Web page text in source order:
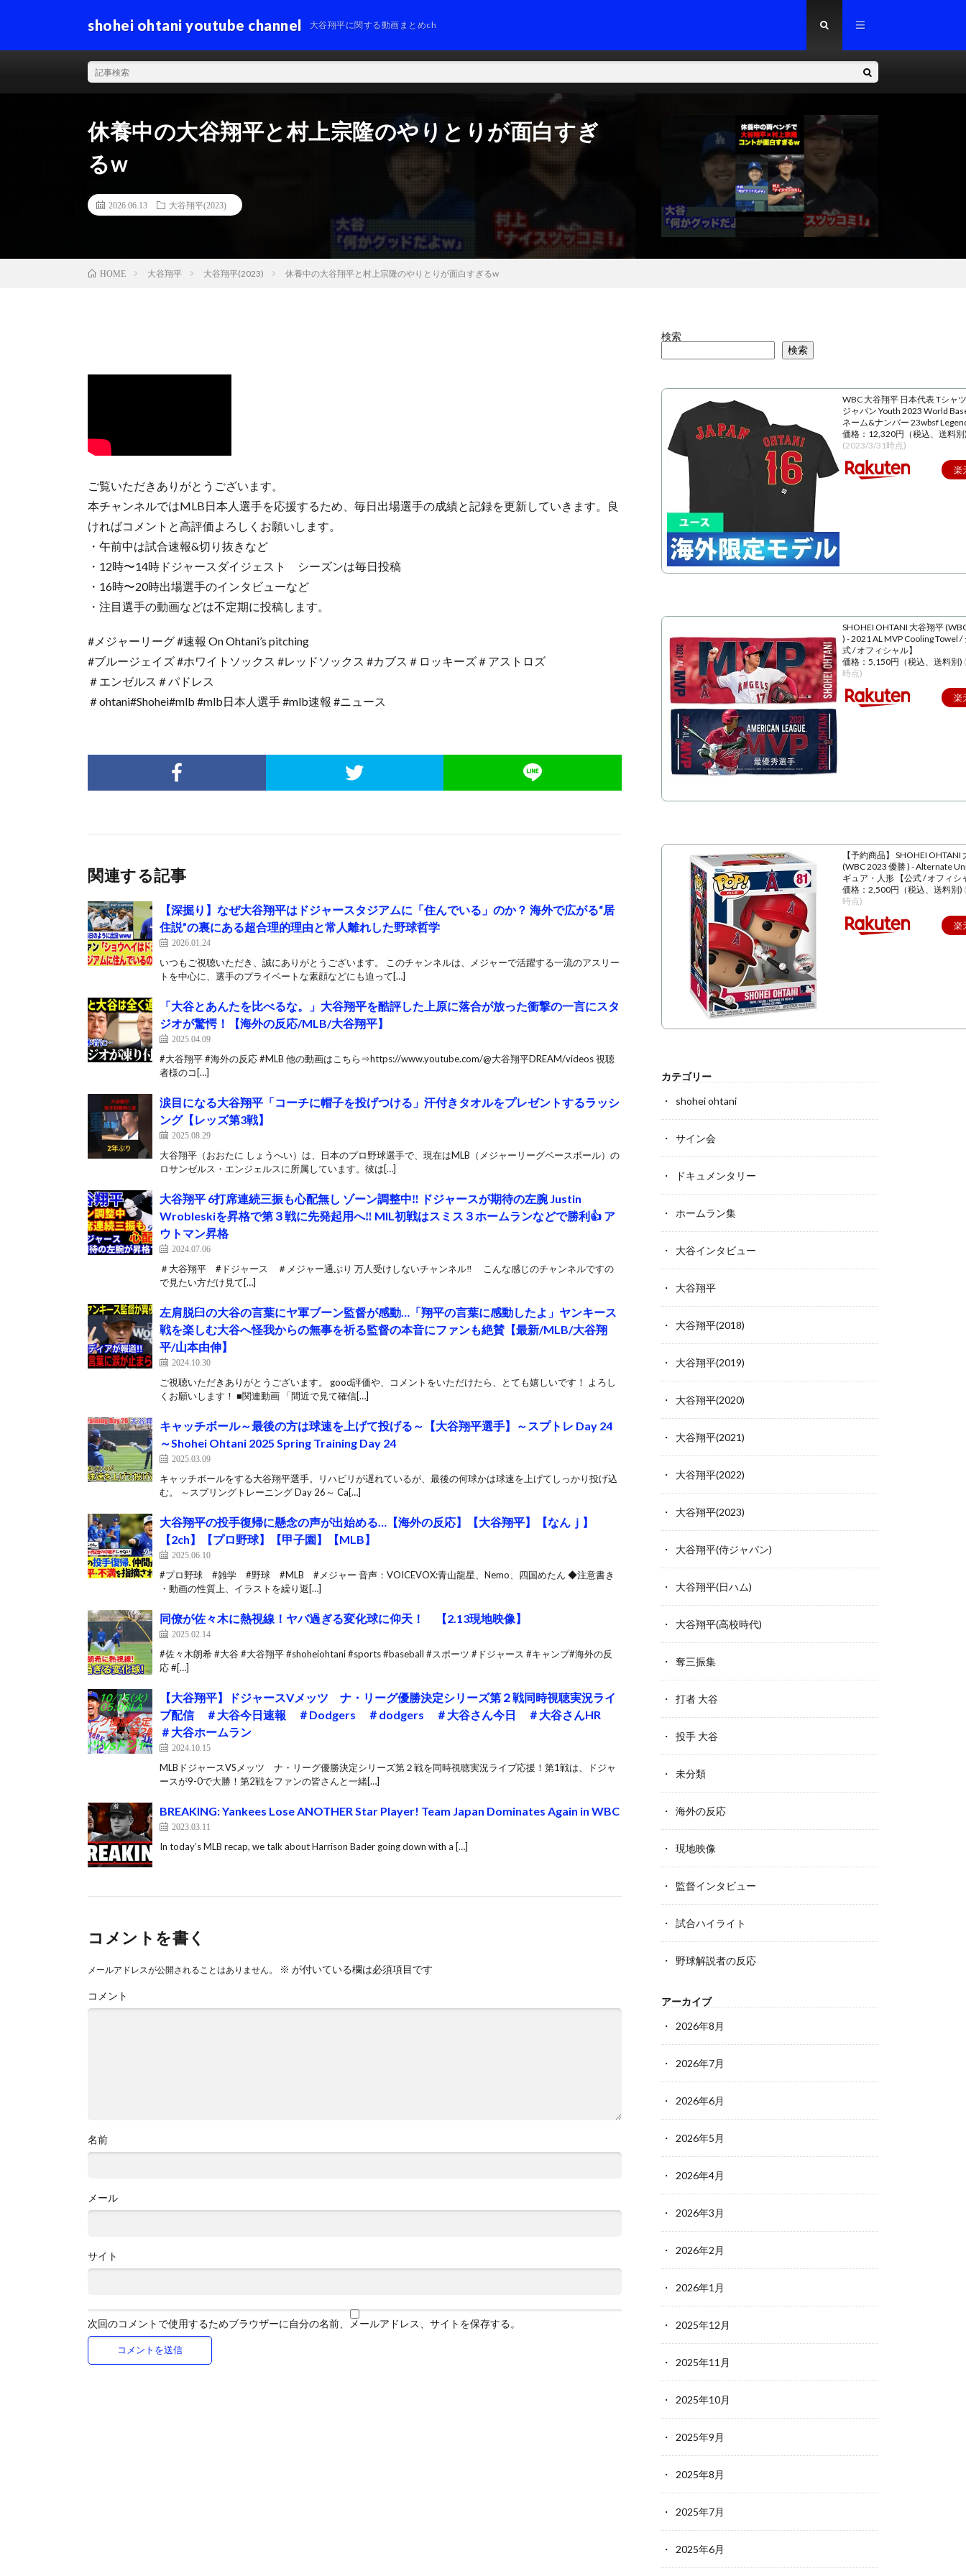
shohei ohtani youtube channel 大谷翔平に関する動画まとめch
休養中の大谷翔平と村上宗隆のやりとりが面白すぎ
るw
2026.06.13 大谷翔平(2023)
HOME 大谷翔平 大谷翔平(2023) 休養中の大谷翔平と村上宗隆のやりとりが面白すぎるw
ご覧いただきありがとうございます。
本チャンネルではMLB日本人選手を応援するため、毎日出場選手の成績と記録を更新していきます。良
ければコメントと高評価よろしくお願いします。
・午前中は試合速報&切り抜きなど
・12時〜14時ドジャースダイジェスト シーズンは毎日投稿
・16時〜20時出場選手のインタビューなど
・注目選手の動画などは不定期に投稿します。
#メジャーリーグ #速報 On Ohtani’s pitching
#ブルージェイズ #ホワイトソックス #レッドソックス #カブス＃ロッキーズ＃アストロズ
＃エンゼルス＃パドレス
＃ohtani#Shohei#mlb #mlb日本人選手 #mlb速報 #ニュース
関連する記事
【深掘り】なぜ大谷翔平はドジャースタジアムに「住んでいる」のか？ 海外で広がる“居
住説”の裏にある超合理的理由と常人離れした野球哲学
2026.01.24
いつもご視聴いただき、誠にありがとうございます。 このチャンネルは、メジャーで活躍する一流のアスリー
トを中心に、選手のプライベートな素顔などにも迫って[…]
「大谷とあんたを比べるな。」大谷翔平を酷評した上原に落合が放った衝撃の一言にスタ
ジオが驚愕！【海外の反応/MLB/大谷翔平】
2025.04.09
#大谷翔平 #海外の反応 #MLB 他の動画はこちら⇒https://www.youtube.com/@大谷翔平DREAM/videos 視聴
者様のコ[…]
涙目になる大谷翔平「コーチに帽子を投げつける」汗付きタオルをプレゼントするラッシ
ング【レッズ第3戦】
2025.08.29
大谷翔平（おおたに しょうへい）は、日本のプロ野球選手で、現在はMLB（メジャーリーグベースボール）の
ロサンゼルス・エンジェルスに所属しています。彼は[…]
大谷翔平 6打席連続三振も心配無し ゾーン調整中‼️ ドジャースが期待の左腕 Justin
Wrobleskiを昇格で第３戦に先発起用へ‼️ MIL初戦はスミス３ホームランなどで勝利👍 ア
ウトマン昇格
2024.07.06
＃大谷翔平 #ドジャース ＃メジャー通ぶり 万人受けしないチャンネル‼️ こんな感じのチャンネルですの
で見たい方だけ見て[…]
左肩脱臼の大谷の言葉にヤ軍ブーン監督が感動…「翔平の言葉に感動したよ」ヤンキース
戦を楽しむ大谷へ怪我からの無事を祈る監督の本音にファンも絶賛【最新/MLB/大谷翔
平/山本由伸】
2024.10.30
ご視聴いただきありがとうございます。 good評価や、コメントをいただけたら、とても嬉しいです！ よろし
くお願いします！ ■関連動画 「間近で見て確信[…]
キャッチボール～最後の方は球速を上げて投げる～【大谷翔平選手】～スプトレ Day 24
～Shohei Ohtani 2025 Spring Training Day 24
2025.03.09
キャッチボールをする大谷翔平選手。リハビリが遅れているが、最後の何球かは球速を上げてしっかり投げ込
む。 ～スプリングトレーニング Day 26～ Ca[…]
大谷翔平の投手復帰に懸念の声が出始める…【海外の反応】【大谷翔平】【なんｊ】
【2ch】【プロ野球】【甲子園】【MLB】
2025.06.10
#プロ野球 #雑学 #野球 #MLB #メジャー 音声：VOICEVOX:青山龍星、Nemo、四国めたん ◆注意書き
・動画の性質上、イラストを繰り返[…]
同僚が佐々木に熱視線！ヤバ過ぎる変化球に仰天！ 【2.13現地映像】
2025.02.14
#佐々木朗希 #大谷 #大谷翔平 #shoheiohtani #sports #baseball #スポーツ #ドジャース #キャンプ#海外の反
応 #[…]
【大谷翔平】ドジャースVメッツ ナ・リーグ優勝決定シリーズ第２戦同時視聴実況ライ
ブ配信 ＃大谷今日速報 ＃Dodgers ＃dodgers ＃大谷さん今日 ＃大谷さんHR
＃大谷ホームラン
2024.10.15
MLBドジャースVSメッツ ナ・リーグ優勝決定シリーズ第２戦を同時視聴実況ライブ応援！第1戦は、ドジャ
ースが9-0で大勝！第2戦をファンの皆さんと一緒[…]
BREAKING: Yankees Lose ANOTHER Star Player! Team Japan Dominates Again in WBC
2023.03.11
In today’s MLB recap, we talk about Harrison Bader going down with a […]
コメントを書く
メールアドレスが公開されることはありません。 ※ が付いている欄は必須項目です
コメント
名前
メール
サイト
次回のコメントで使用するためブラウザーに自分の名前、メールアドレス、サイトを保存する。
検索
検索
WBC 大谷翔平 日本代表 Tシャ
ジャパン Youth 2023 World
ネーム&ナンバー 23wbsf
価格：12,320円（税込、送料別
(2023/3/31時点)
楽
SHOHEI OHTANI 大谷翔平
) - 2021 AL MVP Cooling Towel /
式 / オフィシャル】
価格：5,150円（税込、送料別)
時点)
楽
【予約商品】 SHOHEI OHTANI
(WBC 2023 優勝 ) - Alternate
ギュア・人形 【公式 / オフィシ
価格：2,500円（税込、送料別)
時点)
楽
カテゴリー
shohei ohtani
サイン会
ドキュメンタリー
ホームラン集
大谷インタビュー
大谷翔平
大谷翔平(2018)
大谷翔平(2019)
大谷翔平(2020)
大谷翔平(2021)
大谷翔平(2022)
大谷翔平(2023)
大谷翔平(侍ジャパン)
大谷翔平(日ハム)
大谷翔平(高校時代)
奪三振集
打者 大谷
投手 大谷
未分類
海外の反応
現地映像
監督インタビュー
試合ハイライト
野球解説者の反応
アーカイブ
2026年8月
2026年7月
2026年6月
2026年5月
2026年4月
2026年3月
2026年2月
2026年1月
2025年12月
2025年11月
2025年10月
2025年9月
2025年8月
2025年7月
2025年6月